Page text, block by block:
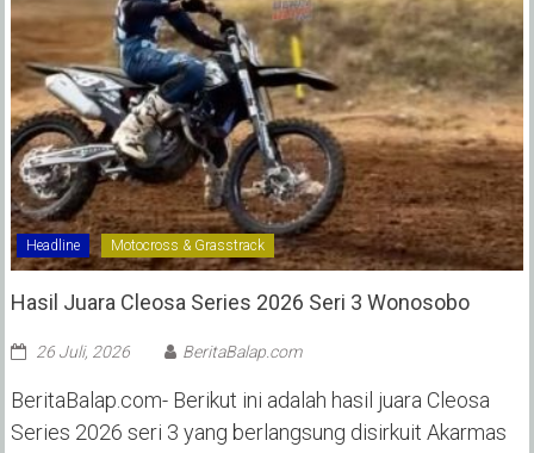
Headline Motocross & Grasstrack
Hasil Juara Cleosa Series 2026 Seri 3 Wonosobo ‎
26 Juli, 2026 BeritaBalap.com
BeritaBalap.com- Berikut ini adalah hasil juara Cleosa
Series 2026 seri 3 yang berlangsung disirkuit Akarmas